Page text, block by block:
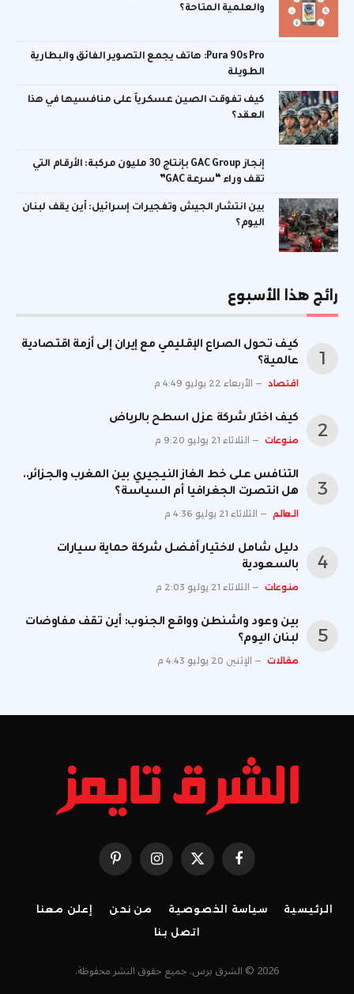
والعلمية المتاحة؟
Pura 90s Pro: هاتف يجمع التصوير الفائق والبطارية
الطويلة
كيف تفوقت الصين عسكرياً على منافسيها في هذا
العقد؟
إنجاز GAC Group بإنتاج 30 مليون مركبة: الأرقام التي
تقف وراء “سرعة GAC”
بين انتشار الجيش وتفجيرات إسرائيل: أين يقف لبنان
اليوم؟
رائج هذا الأسبوع
كيف تحول الصراع الإقليمي مع إيران إلى أزمة اقتصادية
عالمية؟
اقتصاد الأربعاء 22 يوليو 4:49 م
كيف اختار شركة عزل اسطح بالرياض
منوعات الثلاثاء 21 يوليو 9:20 م
التنافس على خط الغاز النيجيري بين المغرب والجزائر..
هل انتصرت الجغرافيا أم السياسة؟
العالم الثلاثاء 21 يوليو 4:36 م
دليل شامل لاختيار أفضل شركة حماية سيارات
بالسعودية
منوعات الثلاثاء 21 يوليو 2:03 م
بين وعود واشنطن وواقع الجنوب: أين تقف مفاوضات
لبنان اليوم؟
مقالات الإثنين 20 يوليو 4:43 م
فيسبوك X
(Twitter)
الانستغرامبينتيريست
الرئيسية سياسة الخصوصية من نحن
إعلن معنا
اتصل بنا
2026 © الشرق برس. جميع حقوق النشر محفوظة.